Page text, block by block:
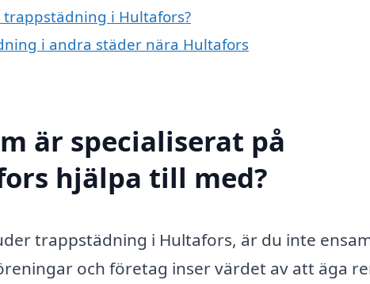
i Hultafors?
i andra städer nära Hultafors
är specialiserat på
hjälpa till med?
trappstädning i Hultafors, är du inte
och företag inser värdet av att äga